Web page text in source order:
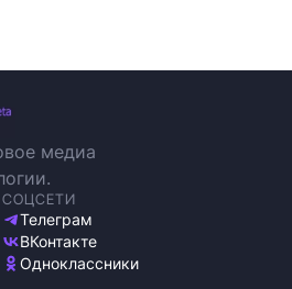
медиа
СОЦСЕТИ
Телеграм
ВКонтакте
Одноклассники